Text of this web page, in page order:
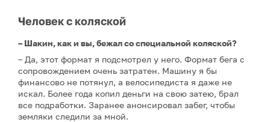
Человек с коляской
– Шакин, как и вы, бежал со специальной коляской?
– Да, этот формат я подсмотрел у него. Формат бега с
сопровождением очень затратен. Машину я бы
финансово не потянул, а велосипедиста я даже не
искал. Более года копил деньги на свою затею, брал
все подработки. Заранее анонсировал забег, чтобы
земляки следили за мной.